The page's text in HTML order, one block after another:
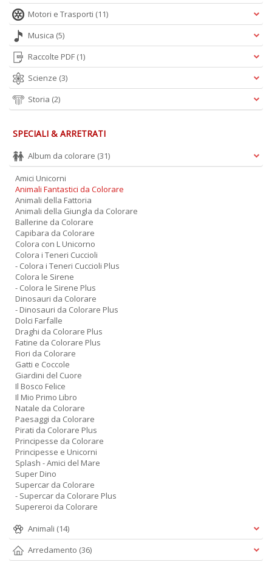
Motori e Trasporti (11)
Musica (5)
Raccolte PDF (1)
Scienze (3)
Storia (2)
SPECIALI & ARRETRATI
Album da colorare (31)
Amici Unicorni
Animali Fantastici da Colorare
Animali della Fattoria
Animali della Giungla da Colorare
Ballerine da Colorare
Capibara da Colorare
Colora con L Unicorno
Colora i Teneri Cuccioli
- Colora i Teneri Cuccioli Plus
Colora le Sirene
- Colora le Sirene Plus
Dinosauri da Colorare
- Dinosauri da Colorare Plus
Dolci Farfalle
Draghi da Colorare Plus
Fatine da Colorare Plus
Fiori da Colorare
Gatti e Coccole
Giardini del Cuore
Il Bosco Felice
Il Mio Primo Libro
Natale da Colorare
Paesaggi da Colorare
Pirati da Colorare Plus
Principesse da Colorare
Principesse e Unicorni
Splash - Amici del Mare
Super Dino
Supercar da Colorare
- Supercar da Colorare Plus
Supereroi da Colorare
Animali (14)
Arredamento (36)